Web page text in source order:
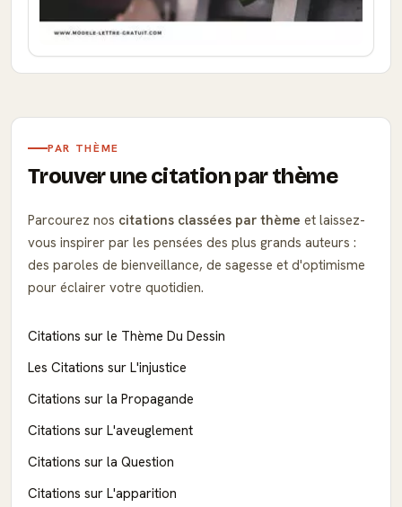
PAR THÈME
Trouver une citation par thème
Parcourez nos citations classées par thème et laissez-
vous inspirer par les pensées des plus grands auteurs :
des paroles de bienveillance, de sagesse et d'optimisme
pour éclairer votre quotidien.
Citations sur le Thème Du Dessin
Les Citations sur L'injustice
Citations sur la Propagande
Citations sur L'aveuglement
Citations sur la Question
Citations sur L'apparition